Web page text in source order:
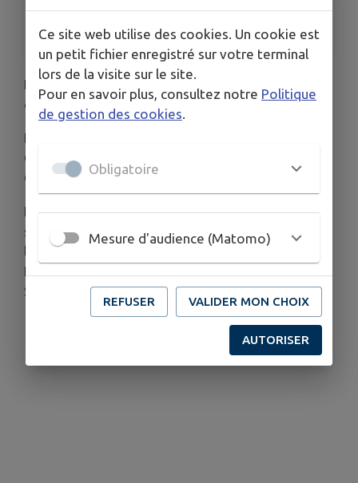
Du lun. 13 janv. au sam. 15 mars
Des travaux vont être entrepris sur la commune
de Montsoreau jusqu'au 15 mars 2025.
L'exécution de ces travaux a été confiée par RTE -
Groupe Maintenance Réseaux Anjou à l'entreprise
GME Julien RUAULT (06.60.28.20.01).
En cas de contestation, les intéressés pourront
s'adresser au représentant local de RTE qui assure
le contrôle des travaux :
RTE GMR ANJOU - Avenue des Fusillés - 49412
SAUMUR CEDEX
BLOUDEAU Anne (02 41 53 26 46)
PERAT Fabien (02 41 53 26 49)
Ce site web utilise des cookies. Un cookie est
un petit fichier enregistré sur votre terminal
lors de la visite sur le site.
Pour en savoir plus, consultez notre Politique
de gestion des cookies.
Obligatoire
Mesure d'audience (Matomo)
REFUSER VALIDER MON CHOIX
AUTORISER